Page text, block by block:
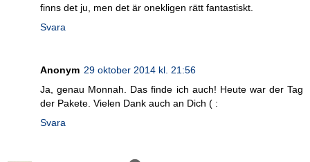
finns det ju, men det är onekligen rätt fantastiskt.
Svara
Anonym 29 oktober 2014 kl. 21:56
Ja, genau Monnah. Das finde ich auch! Heute war der Tag
der Pakete. Vielen Dank auch an Dich ( :
Svara